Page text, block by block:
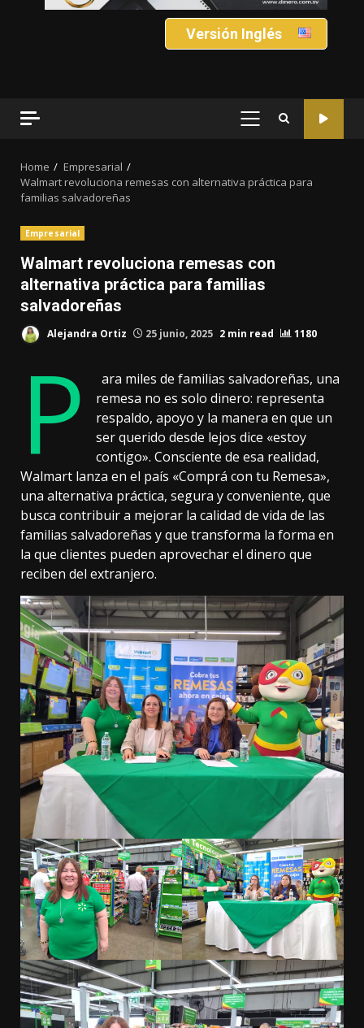
Versión Inglés
PRIMARY
Home
Empresarial
Walmart revoluciona remesas con alternativa práctica para
familias salvadoreñas
Empresarial
Walmart revoluciona remesas con
alternativa práctica para familias
salvadoreñas
Alejandra Ortiz 25 junio, 2025 2 min read 1180
P
ara miles de familias salvadoreñas, una
remesa no es solo dinero: representa
respaldo, apoyo y la manera en que un
ser querido desde lejos dice «estoy
contigo». Consciente de esa realidad,
Walmart lanza en el país «Comprá con tu Remesa»,
una alternativa práctica, segura y conveniente, que
busca contribuir a mejorar la calidad de vida de las
familias salvadoreñas y que transforma la forma en
la que clientes pueden aprovechar el dinero que
reciben del extranjero.